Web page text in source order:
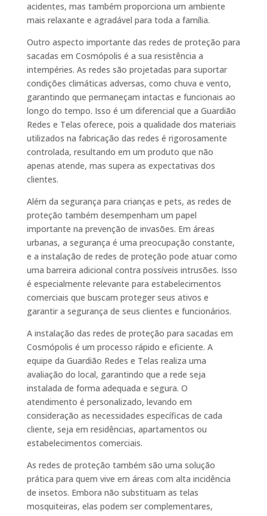
acidentes, mas também proporciona um ambiente
mais relaxante e agradável para toda a família.
Outro aspecto importante das redes de proteção para
sacadas em Cosmópolis é a sua resistência a
intempéries. As redes são projetadas para suportar
condições climáticas adversas, como chuva e vento,
garantindo que permaneçam intactas e funcionais ao
longo do tempo. Isso é um diferencial que a Guardião
Redes e Telas oferece, pois a qualidade dos materiais
utilizados na fabricação das redes é rigorosamente
controlada, resultando em um produto que não
apenas atende, mas supera as expectativas dos
clientes.
Além da segurança para crianças e pets, as redes de
proteção também desempenham um papel
importante na prevenção de invasões. Em áreas
urbanas, a segurança é uma preocupação constante,
e a instalação de redes de proteção pode atuar como
uma barreira adicional contra possíveis intrusões. Isso
é especialmente relevante para estabelecimentos
comerciais que buscam proteger seus ativos e
garantir a segurança de seus clientes e funcionários.
A instalação das redes de proteção para sacadas em
Cosmópolis é um processo rápido e eficiente. A
equipe da Guardião Redes e Telas realiza uma
avaliação do local, garantindo que a rede seja
instalada de forma adequada e segura. O
atendimento é personalizado, levando em
consideração as necessidades específicas de cada
cliente, seja em residências, apartamentos ou
estabelecimentos comerciais.
As redes de proteção também são uma solução
prática para quem vive em áreas com alta incidência
de insetos. Embora não substituam as telas
mosquiteiras, elas podem ser complementares,